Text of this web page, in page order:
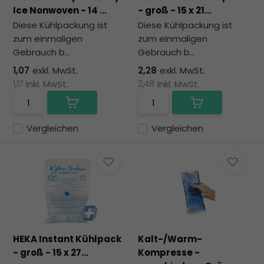
Ice Nonwoven - 14 ...
Diese Kühlpackung ist
zum einmaligen
Gebrauch b...
Vergleichen
1,07 exkl. MwSt.
1,17 Inkl. MwSt.
- groß - 15 x 21...
Diese Kühlpackung ist
zum einmaligen
Gebrauch b...
Vergleichen
2,28 exkl. MwSt.
2,48 Inkl. MwSt.
HEKA Instant Kühlpack
- groß - 15 x 27...
Kalt-/Warm-
Kompresse -